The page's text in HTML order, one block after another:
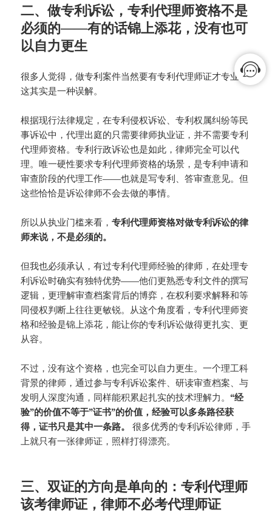
二、做专利诉讼，专利代理师资格不是
必须的——有的话锦上添花，没有也可
以自力更生
很多人觉得，做专利案件当然要有专利代理师证才专业，
这其实是一种误解。
根据现行法律规定，在专利侵权诉讼、专利权属纠纷等民
事诉讼中，代理出庭的只需要律师执业证，并不需要专利
代理师资格。专利行政诉讼也是如此，律师完全可以代
理。唯一硬性要求专利代理师资格的场景，是专利申请和
审查阶段的代理工作——也就是写专利、答审查意见。但
这些恰恰是诉讼律师不会去做的事情。
所以从执业门槛来看，专利代理师资格对做专利诉讼的律
师来说，不是必须的。
但我也必须承认，有过专利代理师经验的律师，在处理专
利诉讼时确实有独特优势——他们更熟悉专利文件的撰写
逻辑，更理解审查档案背后的博弈，在权利要求解释和等
同侵权判断上往往更敏锐。从这个角度看，专利代理师资
格和经验是锦上添花，能让你的专利诉讼做得更扎实、更
从容。
不过，没有这个资格，也完全可以自力更生。一个理工科
背景的律师，通过参与专利诉讼案件、研读审查档案、与
发明人深度沟通，同样能积累起扎实的技术理解力。“经
验”的价值不等于”证书”的价值，经验可以多条路径获
得，证书只是其中一条路。
很多优秀的专利诉讼律师，手
上就只有一张律师证，照样打得漂亮。
三、双证的方向是单向的：专利代理师
该考律师证，律师不必考代理师证